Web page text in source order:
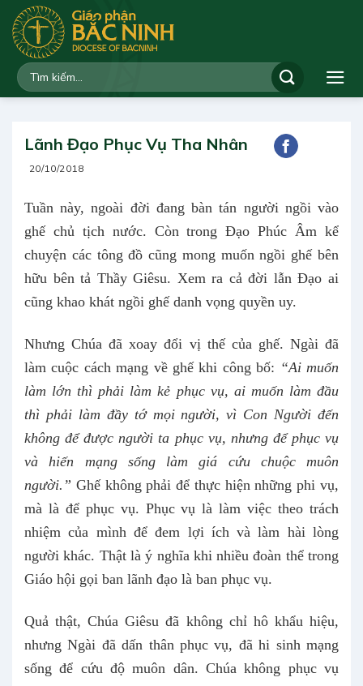
qua
dung
Lãnh Đạo Phục Vụ Tha Nhân
20/10/2018
Tuần này, ngoài đời đang bàn tán người ngồi vào
ghế chủ tịch nước. Còn trong Đạo Phúc Âm kể
chuyện các tông đồ cũng mong muốn ngồi ghế bên
hữu bên tả Thầy Giêsu. Xem ra cả đời lẫn Đạo ai
cũng khao khát ngồi ghế danh vọng quyền uy.
Nhưng Chúa đã xoay đổi vị thế của ghế. Ngài đã
làm cuộc cách mạng về ghế khi công bố: “Ai muốn
làm lớn thì phải làm kẻ phục vụ, ai muốn làm đầu
thì phải làm đầy tớ mọi người, vì Con Người đến
không để được người ta phục vụ, nhưng để phục vụ
và hiến mạng sống làm giá cứu chuộc muôn
người.” Ghế không phải để thực hiện những phi vụ,
mà là để phục vụ. Phục vụ là làm việc theo trách
nhiệm của mình để đem lợi ích và làm hài lòng
người khác. Thật là ý nghĩa khi nhiều đoàn thể trong
Giáo hội gọi ban lãnh đạo là ban phục vụ.
Quả thật, Chúa Giêsu đã không chỉ hô khẩu hiệu,
nhưng Ngài đã dấn thân phục vụ, đã hi sinh mạng
sống để cứu độ muôn dân. Chúa không phục vụ